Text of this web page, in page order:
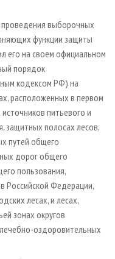
проведения выборочных
функции защиты
его на своем официальном
порядок
кодексом РФ) на
расположенных в первом
питьевого и
защитных полосах лесов,
путей общего
дорог общего
пользования,
Российской Федерации,
лесах, и лесах,
зонах округов
оздоровительных